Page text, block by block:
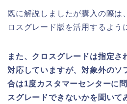
既に解説しましたが購入の際は
ロスグレード版を活用するよう
また、クロスグレードは指定さ
対応していますが、対象外のソ
合は1度カスタマーセンターに
スグレードできないかを聞いて